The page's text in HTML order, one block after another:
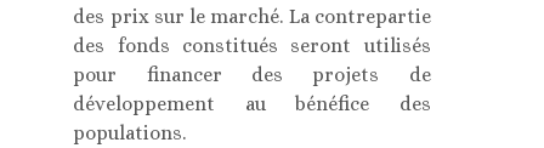
des prix sur le marché. La contrepartie
des fonds constitués seront utilisés
pour financer des projets de
développement au bénéfice des
populations.